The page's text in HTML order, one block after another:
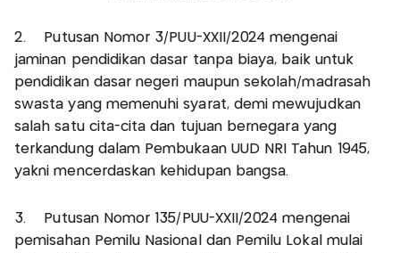
2. Putusan Nomor 3/PUU-XXII/2024 mengenai
jaminan pendidikan dasar tanpa biaya, baik untuk
pendidikan dasar negeri maupun sekolah/madrasah
swasta yang memenuhi syarat, demi mewujudkan
salah satu cita-cita dan tujuan bernegara yang
terkandung dalam Pembukaan UUD NRI Tahun 1945,
yakni mencerdaskan kehidupan bangsa.
3. Putusan Nomor 135/PUU-XXII/2024 mengenai
pemisahan Pemilu Nasional dan Pemilu Lokal mulai